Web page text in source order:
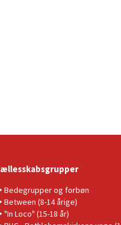
Bedegrupper og forbøn
Between (8-14 årige)
"In Loco" (15-18 år)